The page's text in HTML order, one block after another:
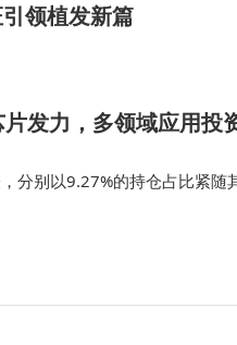
领植发新篇
发力，多领域应用投
分别以9.27%的持仓占比紧随